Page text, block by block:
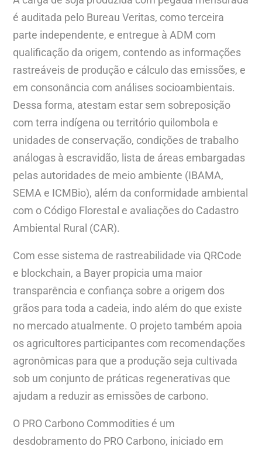
é auditada pelo Bureau Veritas, como terceira
parte independente, e entregue à ADM com
qualificação da origem, contendo as informações
rastreáveis de produção e cálculo das emissões, e
em consonância com análises socioambientais.
Dessa forma, atestam estar sem sobreposição
com terra indígena ou território quilombola e
unidades de conservação, condições de trabalho
análogas à escravidão, lista de áreas embargadas
pelas autoridades de meio ambiente (IBAMA,
SEMA e ICMBio), além da conformidade ambiental
com o Código Florestal e avaliações do Cadastro
Ambiental Rural (CAR).
Com esse sistema de rastreabilidade via QRCode
e blockchain, a Bayer propicia uma maior
transparência e confiança sobre a origem dos
grãos para toda a cadeia, indo além do que existe
no mercado atualmente. O projeto também apoia
os agricultores participantes com recomendações
agronômicas para que a produção seja cultivada
sob um conjunto de práticas regenerativas que
ajudam a reduzir as emissões de carbono.
O PRO Carbono Commodities é um
desdobramento do PRO Carbono, iniciado em